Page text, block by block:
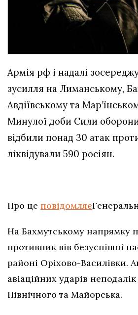
Армія рф і надалі
зусилля на Лиманському,
Авдіївському та
Минулої доби Сили
відбили понад 30 атак
ліквідували 590 росіян.
Про це повідомляє
На Бахмутському напрямку
противник вів безуспішні
районі Оріхово-Василівки.
авіаційних ударів
Північного та Майорська.